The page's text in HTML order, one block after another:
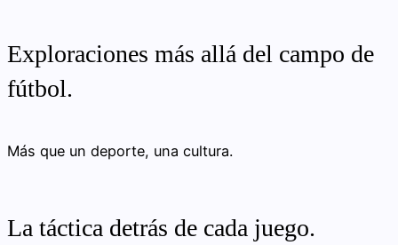
Exploraciones más allá del campo de
fútbol.
Más que un deporte, una cultura.
La táctica detrás de cada juego.